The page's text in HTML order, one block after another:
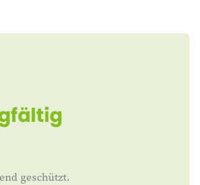
geschützt.